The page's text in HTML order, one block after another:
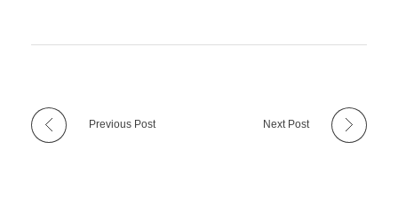
Previous Post Next Post